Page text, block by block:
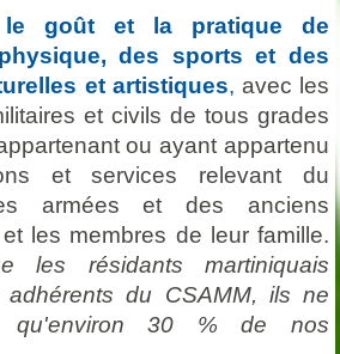
le goût et la pratique de
des sports et des
et artistiques, avec les
et civils de tous grades
ou ayant appartenu
et services relevant du
armées et des anciens
les membres de leur famille.
les résidants martiniquais
adhérents du CSAMM, ils ne
qu'environ 30 % de nos